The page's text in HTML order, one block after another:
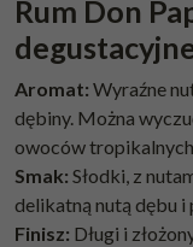
Rum Don
Aromat: Wyraźne
dębiny. Można
owoców
Smak: Słodki, z
delikatną nutą dębu i
Finisz: Długi i